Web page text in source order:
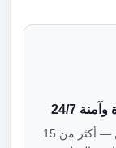
24/7
فريق خبراء النقل الفاخر في فالكون ليموزين — أكثر من 15